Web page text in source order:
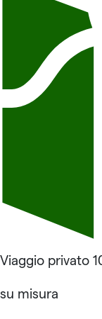
Viaggio privato
su misura